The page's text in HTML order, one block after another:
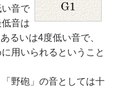
音で
音は
るいは4度低い音で、
用いられるということ
野砲」の音としては十